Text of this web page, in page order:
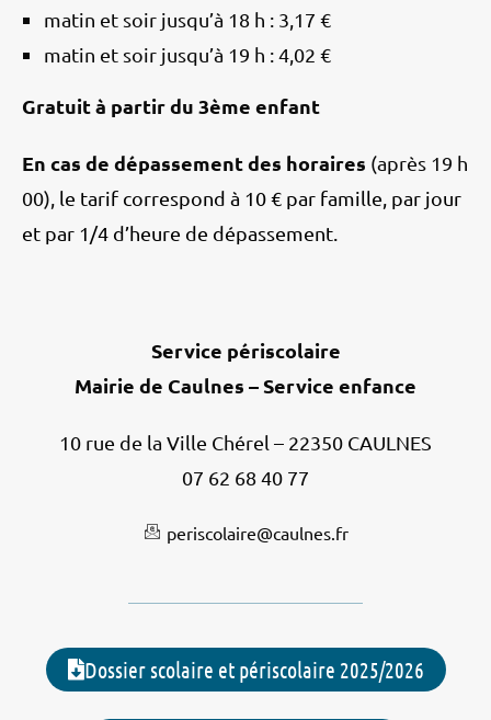
matin et soir jusqu’à 18 h : 3,17 €
matin et soir jusqu’à 19 h : 4,02 €
Gratuit à partir du 3ème enfant
En cas de dépassement des horaires (après 19 h
00), le tarif correspond à 10 € par famille, par jour
et par 1/4 d’heure de dépassement.
Service périscolaire
Mairie de Caulnes – Service enfance
10 rue de la Ville Chérel – 22350 CAULNES
07 62 68 40 77
periscolaire@caulnes.fr
Dossier scolaire et périscolaire 2025/2026